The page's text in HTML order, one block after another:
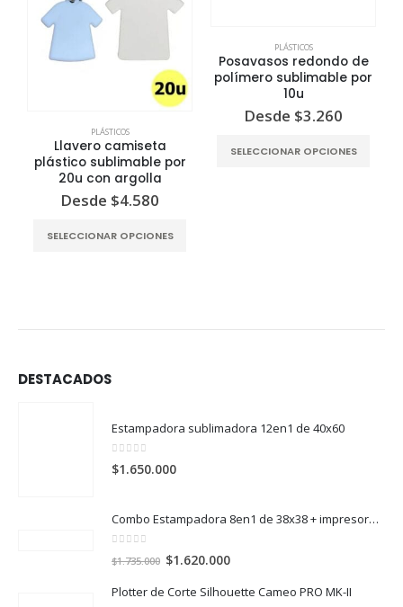
PLÁSTICOS
Llavero camiseta
plástico sublimable por
20u con argolla
Desde $4.580
SELECCIONAR OPCIONES
PLÁSTICOS
Posavasos redondo de
polímero sublimable por
10u
Desde $3.260
SELECCIONAR OPCIONES
DESTACADOS
Estampadora sublimadora 12en1 de 40x60
0 out of 5
$1.650.000
Combo Estampadora 8en1 de 38x38 + impresora de sublimación Epson SureColor F170
$1.735.000 El
original
$1.620.000El
actual
Plotter de Corte Silhouette Cameo PRO MK-II